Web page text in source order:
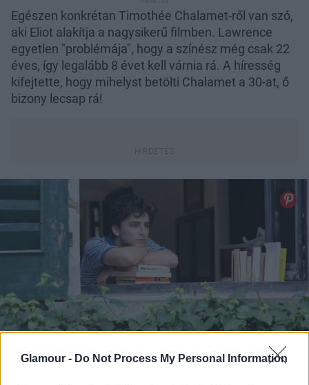
Glamour - Do Not Process My Personal Information
Egészen konkrétan Timothée Chalamet-ről van szó,
aki Eliot alakítja a nagysikerű filmben. Lawrence
egyetlen "problémája", hogy a színész még csak 22
éves, így legalább 8 évet kell várnia rá. A híresség
kifejtette, hogy mihelyst betölti Chalamet a 30-at, ő
bizony lecsap rá!